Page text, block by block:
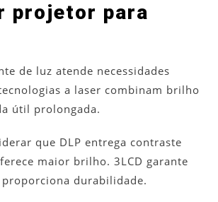
projetor para
de luz atende necessidades
a laser combinam brilho
útil prolongada.
que DLP entrega contraste
maior brilho. 3LCD garante
proporciona durabilidade.